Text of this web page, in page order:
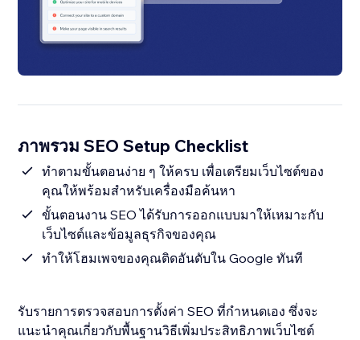
ภาพรวม SEO Setup Checklist
ทำตามขั้นตอนง่าย ๆ ให้ครบ เพื่อเตรียมเว็บไซต์ของ
คุณให้พร้อมสำหรับเครื่องมือค้นหา
ขั้นตอนงาน SEO ได้รับการออกแบบมาให้เหมาะกับ
เว็บไซต์และข้อมูลธุรกิจของคุณ
ทำให้โฮมเพจของคุณติดอันดับใน Google ทันที
รับรายการตรวจสอบการตั้งค่า SEO ที่กำหนดเอง ซึ่งจะ
แนะนำคุณเกี่ยวกับพื้นฐานวิธีเพิ่มประสิทธิภาพเว็บไซต์